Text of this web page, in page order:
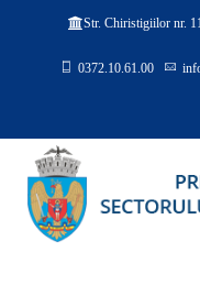
Str. Chiristigiilor nr.
0372.10.61.00